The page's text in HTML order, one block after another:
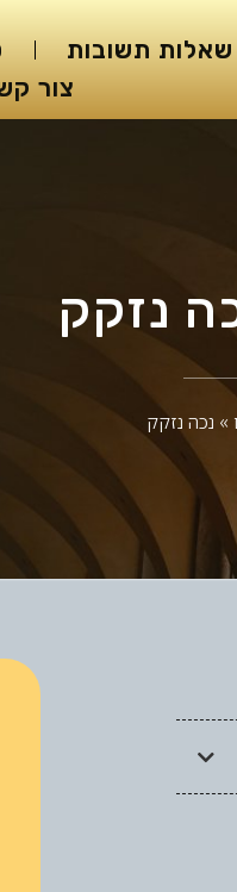
שאלות תשובות
צור
» נכה נזקק